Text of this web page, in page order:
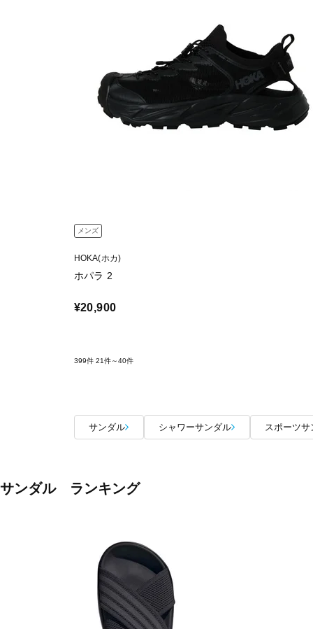
メンズ
HOKA(ホカ)
ホパラ 2
¥20,900
399件 21件～40件
サンダル シャワーサンダル スポーツサ
サンダル ランキング